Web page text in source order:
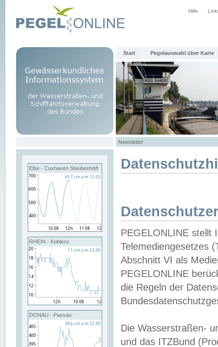
Hilfe
Start Pegelauswahl über Karte
Newsletter
Elbe - Cuxhaven Steubenhöft
RHEIN - Koblenz
DONAU - Passau
PEGELONLINE stellt
Telemediengesetzes
Abschnitt VI als
PEGELONLINE
die Regeln der
Die Wasserstraßen-
und das ITZBund